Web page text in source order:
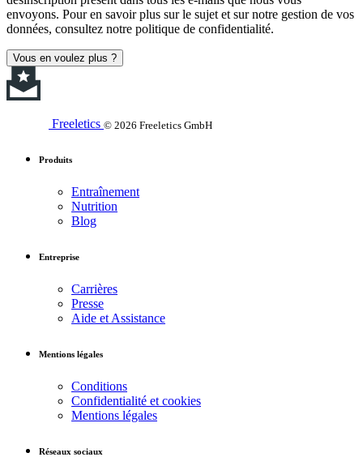
envoyons. Pour en savoir plus sur le sujet et sur notre gestion de vos
données, consultez notre politique de confidentialité.
Vous en voulez plus ?
Freeletics © 2026 Freeletics GmbH
Produits
Entraînement
Nutrition
Blog
Entreprise
Carrières
Presse
Aide et Assistance
Mentions légales
Conditions
Confidentialité et cookies
Mentions légales
Réseaux sociaux